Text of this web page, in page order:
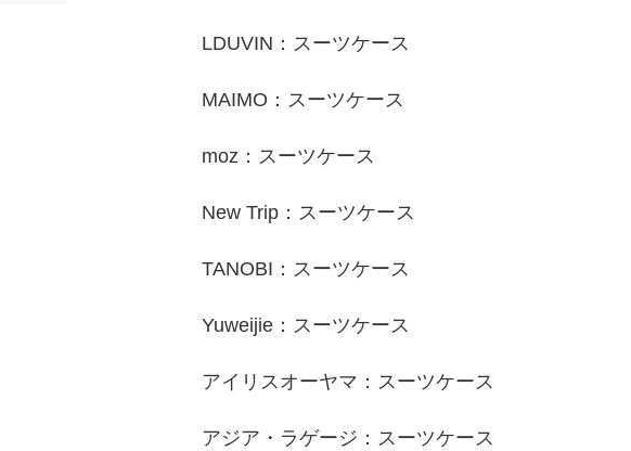
LDUVIN：スーツケース
MAIMO：スーツケース
moz：スーツケース
New Trip：スーツケース
TANOBI：スーツケース
Yuweijie：スーツケース
アイリスオーヤマ：スーツケース
アジア・ラゲージ：スーツケース